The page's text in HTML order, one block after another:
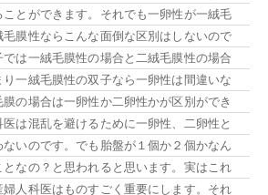
ことができます。それでも一卵性が一絨毛
毛膜性ならこんな面倒な区別はしないので
は一絨毛膜性の場合と二絨毛膜性の場合
り一絨毛膜性の双子なら一卵性は間違いな
の場合は一卵性か二卵性かが区別ができ
は混乱を避けるために一卵性、二卵性と
いのです。でも胎盤が１個か２個かなん
なの？と思われると思います。実はこれ
婦人科医はものすごく重要にします。それ